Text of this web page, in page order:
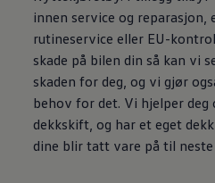
innen service og reparasjon,
rutineservice eller EU-
skade på bilen din så kan vi
skaden for deg, og vi gjør
behov for det. Vi hjelper
dekkskift, og har et eget
dine blir tatt vare på til neste